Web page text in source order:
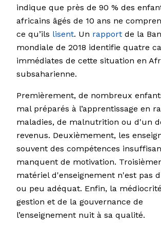
indique que près de 90 % des
africains âgés de 10 ans ne
ce qu’ils lisent. Un rapport de la
mondiale de 2018 identifie quatre
immédiates de cette situation en
subsaharienne.
Premièrement, de nombreux
mal préparés à l’apprentissage en
maladies, de malnutrition ou d'un
revenus. Deuxièmement, les
souvent des compétences
manquent de motivation.
matériel d'enseignement n'est pas
ou peu adéquat. Enfin, la
gestion et de la gouvernance de
l’enseignement nuit à sa qualité.